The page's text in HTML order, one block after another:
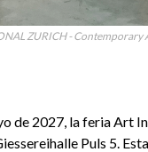
ZURICH - Contemporary
de 2027, la feria Art
Puls 5.